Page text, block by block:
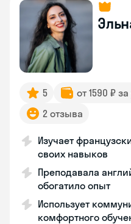
5 от 1590 ₽
2 отзыва
Изучает
своих навыков
Преподавала
обогатило опыт
Использует
комфортного